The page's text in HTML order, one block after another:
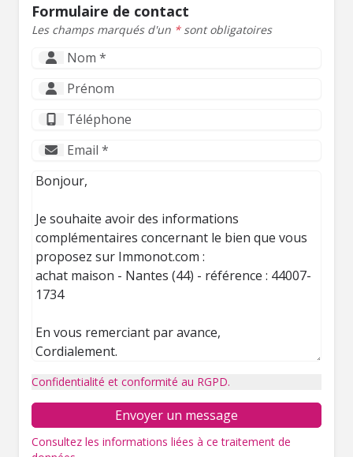
Formulaire de contact
Les champs marqués d'un *sont obligatoires
Confidentialité et conformité au RGPD.
Envoyer un message
Consultez les informations liées à ce traitement de